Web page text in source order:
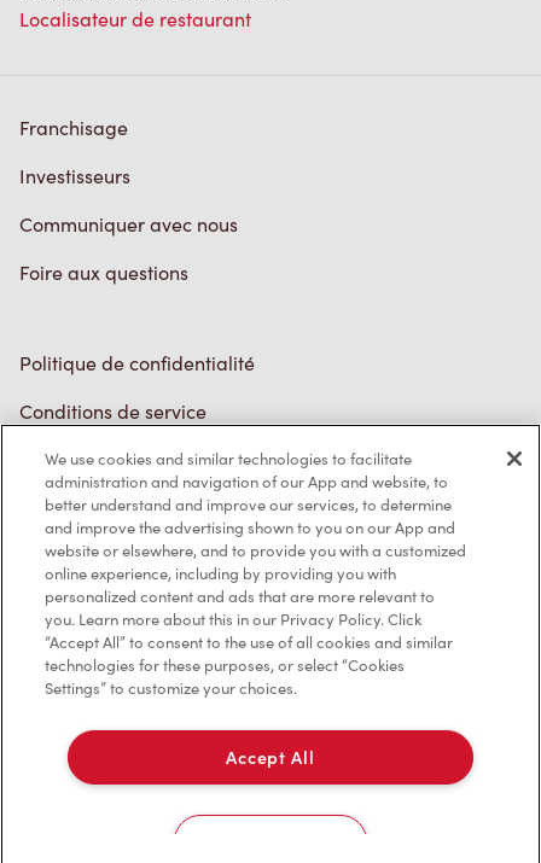
Investisseurs
Communiquer avec nous
Foire aux questions
Conditions de service
Marques de commerce
Accessibilité
Diagnostic
Contactez-nous
TM & © Tim Hortons, 2023
We use cookies and similar technologies to facilitate
administration and navigation of our App and website, to
better understand and improve our services, to determine
and improve the advertising shown to you on our App and
website or elsewhere, and to provide you with a customized
online experience, including by providing you with
personalized content and ads that are more relevant to
you. Learn more about this in our Privacy Policy. Click
“Accept All” to consent to the use of all cookies and similar
technologies for these purposes, or select “Cookies
Settings” to customize your choices.
Accept All